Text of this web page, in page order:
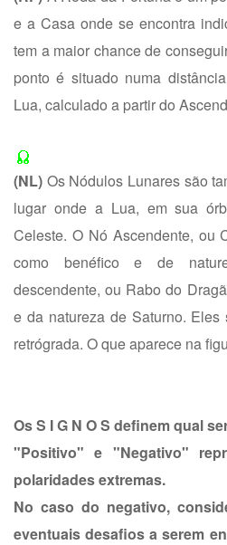
e a Casa onde se encontra
tem a maior chance de
ponto é situado numa
Lua, calculado a partir do
(NL) Os Nódulos Lunares são
lugar onde a Lua, em sua
Celeste. O Nó Ascendente, ou
como benéfico e de
descendente, ou Rabo do
e da natureza de Saturno. Eles
retrógrada. O que aparece na
Os S I G N O S definem qual
"Positivo" e "Negativo"
polaridades extremas.
No caso do negativo,
eventuais desafios a serem